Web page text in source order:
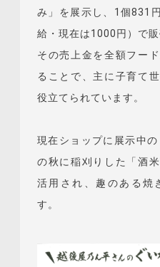
み」を展示し、1個831
給・現在は1000円）で販
その売上金を全額フー
ることで、主に子育て
役立てられています。
現在ショップに展示中
の秋に稲刈りした「酒
活用され、趣のある焼
す。